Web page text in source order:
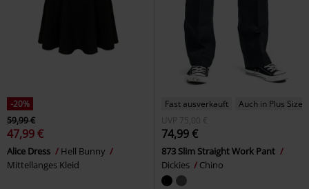
-20%
59,99 €
47,99 €
Alice Dress
Hell Bunny
Mittellanges Kleid
Fast ausverkauft
Auch in Plus Size
UVP
75,00 €
74,99 €
873 Slim Straight Work Pant
Dickies
Chino